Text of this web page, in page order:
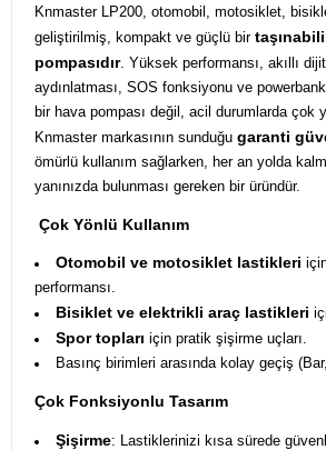
Knmaster LP200, otomobil, motosiklet,
geliştirilmiş, kompakt ve güçlü bir
pompasıdır. Yüksek performansı, akıllı
aydınlatması, SOS fonksiyonu ve
bir hava pompası değil, acil durumlarda çok
Knmaster markasının sunduğu garanti
ömürlü kullanım sağlarken, her an yolda
yanınızda bulunması gereken bir üründür.
Çok Yönlü Kullanım
Otomobil ve motosiklet lastikleri
performansı.
Bisiklet ve elektrikli araç lastikleri
Spor topları için pratik şişirme uçları.
Basınç birimleri arasında kolay geçiş
Çok Fonksiyonlu Tasarım
Şişirme: Lastiklerinizi kısa sürede